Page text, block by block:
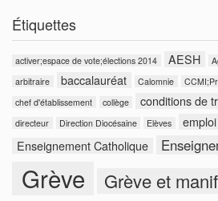
Étiquettes
activer;espace de vote;élections 2014 AESH
arbitraire
baccalauréat Calomnie
chef d'établissement
collège conditions de
directeur
Direction Diocésaine Elèves
emploi
Enseignement Catholique
Grève Grève et